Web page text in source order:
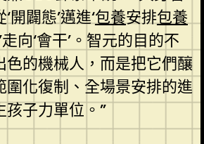
開闢態’邁進‘包養安排包養
走向‘會干’。智元的目的不
色的機械人，而是把它們釀
圍化復制、全場景安排的進
孩子力單位。”